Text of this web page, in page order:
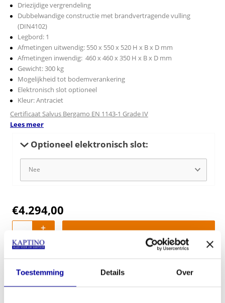
Toestemming Details Over
Driezijdige vergrendeling
Dubbelwandige constructie met brandvertragende vulling
(DIN4102)
Legbord: 1
Afmetingen uitwendig: 550 x 550 x 520 H x B x D mm
Afmetingen inwendig: 460 x 460 x 350 H x B x D mm
Gewicht: 300 kg
Mogelijkheid tot bodemverankering
Elektronisch slot optioneel
Kleur: Antraciet
Certificaat Salvus Bergamo EN 1143-1 Grade IV
Lees meer
Optioneel elektronisch slot:
€4.294,00
In mijn winkelwagen